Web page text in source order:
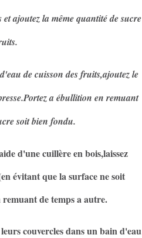
ajoutez la même quantité de sucre
de cuisson des fruits,ajoutez le
a ébullition en remuant
soit bien fondu.
d'une cuillère en bois,laissez
évitant que la surface ne soit
de temps a autre.
couvercles dans un bain d'eau